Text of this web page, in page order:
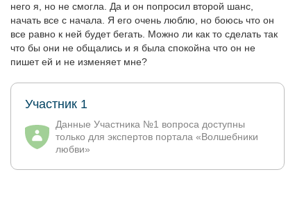
него я, но не смогла. Да и он попросил второй шанс,
начать все с начала. Я его очень люблю, но боюсь что он
все равно к ней будет бегать. Можно ли как то сделать так
что бы они не общались и я была спокойна что он не
пишет ей и не изменяет мне?
Участник 1
Данные Участника №1 вопроса доступны
только для экспертов портала «Волшебники
любви»